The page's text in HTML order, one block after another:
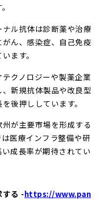
ナル抗体は診断薬や治療
ん、感染症、自己免疫
ます。
テクノロジーや製薬企業
新規抗体製品や改良型
後押ししています。
州が主要市場を形成する
医療インフラ整備や研
成長率が期待されてい
する -https://www.pan